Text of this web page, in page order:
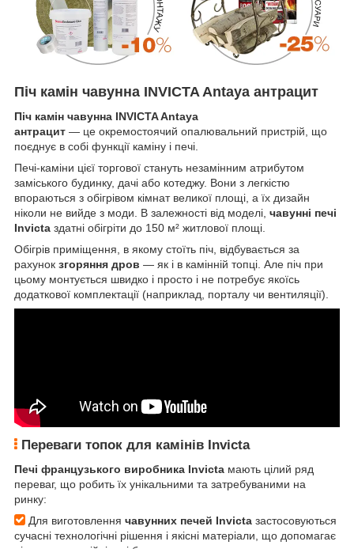
Піч камін чавунна INVICTA Antaya антрацит
Піч камін чавунна INVICTA Antaya
антрацит — це окремостоячий опалювальний пристрій, що
поєднує в собі функції каміну і печі.
Печі-каміни цієї торгової стануть незамінним атрибутом
заміського будинку, дачі або котеджу. Вони з легкістю
впораються з обігрівом кімнат великої площі, а їх дизайн
ніколи не вийде з моди. В залежності від моделі, чавунні печі
Invicta здатні обігріти до 150 м² житлової площі.
Обігрів приміщення, в якому стоїть піч, відбувається за
рахунок згоряння дров — як і в камінній топці. Але піч при
цьому монтується швидко і просто і не потребує якоїсь
додаткової комплектації (наприклад, порталу чи вентиляції).
Переваги топок для камінів Invicta
Печі французького виробника Invicta мають цілий ряд
переваг, що робить їх унікальними та затребуваними на
ринку:
Для виготовлення чавунних печей Invicta застосовуються
сучасні технологічні рішення і якісні матеріали, що допомагає